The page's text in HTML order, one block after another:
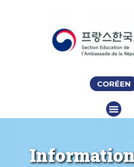
CORÉEN